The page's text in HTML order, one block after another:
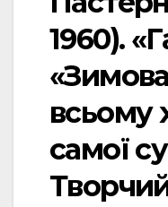
1960).
всьому
самої